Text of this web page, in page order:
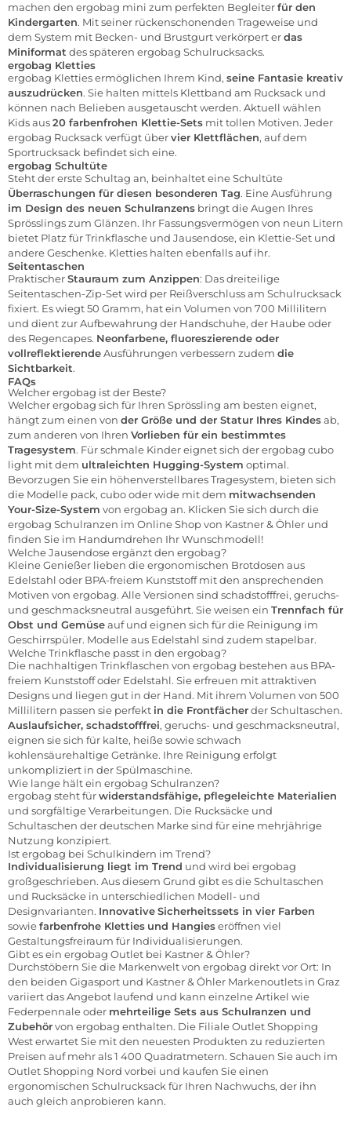
machen den ergobag mini zum perfekten Begleiterfür den
Kindergarten. Mit seiner rückenschonenden Trageweise und
dem System mit Becken- und Brustgurt verkörpert erdas
Miniformat des späteren ergobag Schulrucksacks.
ergobag Kletties
ergobag Kletties ermöglichen Ihrem Kind, seine Fantasie kreativ
auszudrücken. Sie halten mittels Klettband am Rucksack und
können nach Belieben ausgetauscht werden. Aktuell wählen
Kids aus20 farbenfrohen Klettie-Sets mit tollen Motiven. Jeder
ergobag Rucksack verfügt übervier Klettflächen, auf dem
Sportrucksack befindet sich eine.
ergobag Schultüte
Steht der erste Schultag an, beinhaltet eine Schultüte
Überraschungen für diesen besonderen Tag. Eine Ausführung
im Design des neuen Schulranzens bringt die Augen Ihres
Sprösslings zum Glänzen. Ihr Fassungsvermögen von neun Litern
bietet Platz für Trinkflasche und Jausendose, ein Klettie-Set und
andere Geschenke. Kletties halten ebenfalls auf ihr.
Seitentaschen
PraktischerStauraum zum Anzippen: Das dreiteilige
Seitentaschen-Zip-Set wird per Reißverschluss am Schulrucksack
fixiert. Es wiegt 50 Gramm, hat ein Volumen von 700 Millilitern
und dient zur Aufbewahrung der Handschuhe, der Haube oder
des Regencapes. Neonfarbene, fluoreszierende oder
vollreflektierendeAusführungen verbessern zudem die
Sichtbarkeit.
FAQs
Welcher ergobag ist der Beste?
Welcher ergobag sich für Ihren Sprössling am besten eignet,
hängt zum einen von der Größe und der Statur Ihres Kindesab,
zum anderen von Ihren Vorlieben für ein bestimmtes
Tragesystem. Für schmale Kinder eignet sich der ergobag cubo
light mit dem ultraleichten Hugging-System optimal.
Bevorzugen Sie ein höhenverstellbares Tragesystem, bieten sich
die Modelle pack, cubo oder wide mit dem mitwachsenden
Your-Size-System von ergobag an. Klicken Sie sich durch die
ergobag Schulranzen im Online Shop von Kastner & Öhler und
finden Sie im Handumdrehen Ihr Wunschmodell!
Welche Jausendose ergänzt den ergobag?
Kleine Genießer lieben die ergonomischen Brotdosen aus
Edelstahl oder BPA-freiem Kunststoff mit den ansprechenden
Motiven von ergobag. Alle Versionen sind schadstofffrei, geruchs-
und geschmacksneutral ausgeführt. Sie weisen ein Trennfach für
Obst und Gemüseauf und eignen sich für die Reinigung im
Geschirrspüler. Modelle aus Edelstahl sind zudem stapelbar.
Welche Trinkflasche passt in den ergobag?
Die nachhaltigen Trinkflaschen von ergobag bestehen aus BPA-
freiem Kunststoff oder Edelstahl. Sie erfreuen mit attraktiven
Designs und liegen gut in der Hand. Mit ihrem Volumen von 500
Millilitern passen sie perfekt in die Frontfächerder Schultaschen.
Auslaufsicher, schadstofffrei, geruchs- und geschmacksneutral,
eignen sie sich für kalte, heiße sowie schwach
kohlensäurehaltige Getränke. Ihre Reinigung erfolgt
unkompliziert in der Spülmaschine.
Wie lange hält ein ergobag Schulranzen?
ergobag steht fürwiderstandsfähige, pflegeleichte Materialien
und sorgfältige Verarbeitungen. Die Rucksäcke und
Schultaschen der deutschen Marke sind für eine mehrjährige
Nutzung konzipiert.
Ist ergobag bei Schulkindern im Trend?
Individualisierung liegt im Trend und wird bei ergobag
großgeschrieben. Aus diesem Grund gibt es die Schultaschen
und Rucksäcke in unterschiedlichen Modell- und
Designvarianten. InnovativeSicherheitssets in vier Farben
sowiefarbenfrohe Kletties und Hangieseröffnen viel
Gestaltungsfreiraum für Individualisierungen.
Gibt es ein ergobag Outlet bei Kastner & Öhler?
Durchstöbern Sie die Markenwelt von ergobag direkt vor Ort: In
den beiden Gigasport und Kastner & Öhler Markenoutlets in Graz
variiert das Angebot laufend und kann einzelne Artikel wie
Federpennale oder mehrteilige Sets aus Schulranzen und
Zubehörvon ergobag enthalten. Die FilialeOutlet Shopping
Westerwartet Sie mit den neuesten Produkten zu reduzierten
Preisen auf mehr als 1 400 Quadratmetern. Schauen Sie auch im
Outlet Shopping Nord vorbei und kaufen Sie einen
ergonomischen Schulrucksack für Ihren Nachwuchs, der ihn
auch gleich anprobieren kann.